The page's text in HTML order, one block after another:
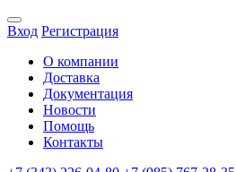
Вход Регистрация
О компании
Доставка
Документация
Новости
Помощь
Контакты